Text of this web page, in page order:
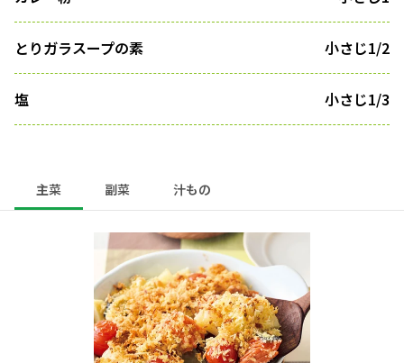
とりガラスープの素 小さじ1/2
塩 小さじ1/3
主菜 副菜 汁もの